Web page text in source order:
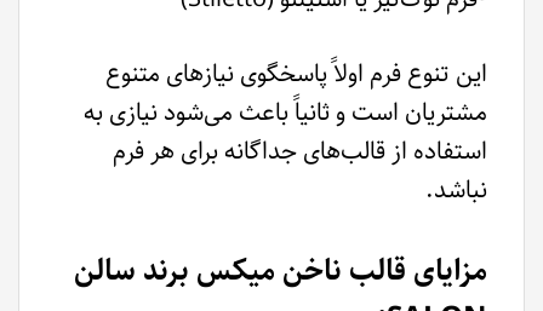
این تنوع فرم اولاً پاسخگوی نیازهای متنوع
مشتریان است و ثانیاً باعث می‌شود نیازی به
استفاده از قالب‌های جداگانه برای هر فرم
نباشد.
مزایای قالب ناخن میکس برند سالن